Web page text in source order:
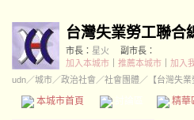
台灣失業勞工聯合
市長： 星火
副市長：
加入本城市
推薦本城市 加入
udn／城市／政治社會 ／社會團體／ 【台灣失
本城市首頁 精華